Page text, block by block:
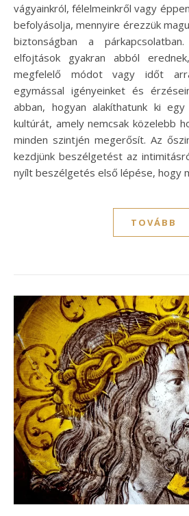
vágyainkról, félelmeinkről vagy
befolyásolja, mennyire érezzük
biztonságban a
elfojtások gyakran abból
megfelelő módot vagy időt
egymással igényeinket és
abban, hogyan alakíthatunk ki egy
kultúrát, amely nemcsak közelebb
minden szintjén megerősít. Az
kezdjünk beszélgetést az
nyílt beszélgetés első lépése, hogy
TOVÁBB